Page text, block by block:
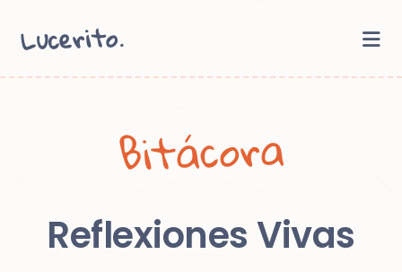
Lucerito.
Bitácora
Reflexiones Vivas